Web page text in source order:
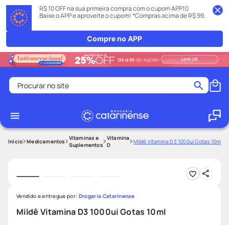
R$ 10 OFF na sua primeira compra com o cupom APP10
Baixe o APP e aproveite o cupom! *Compras acima de R$ 99.
Compre no APP
Procurar no site
1
2 º
medley
Medicamentos
Vitaminas e
Suplementos
Vitamina
D
Mildê Vitamina D3 1000ui Gotas 10ml
Mildê Vitamina D3 1000ui Gotas 10ml
Vendido e entregue por: Drogaria Catarinense